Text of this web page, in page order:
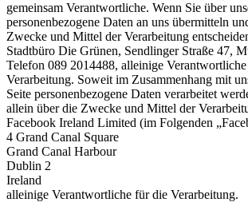
gemeinsam Verantwortliche. Wenn Sie über
personenbezogene Daten an uns übermitteln
Zwecke und Mittel der Verarbeitung
Stadtbüro Die Grünen, Sendlinger Straße 47,
Telefon 089 2014488, alleinige
Verarbeitung. Soweit im Zusammenhang mit
Seite personenbezogene Daten verarbeitet
allein über die Zwecke und Mittel der
Facebook Ireland Limited (im Folgenden
4 Grand Canal Square
Grand Canal Harbour
Dublin 2
Ireland
alleinige Verantwortliche für die Verarbeitung.